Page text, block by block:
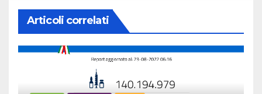
Articoli correlati